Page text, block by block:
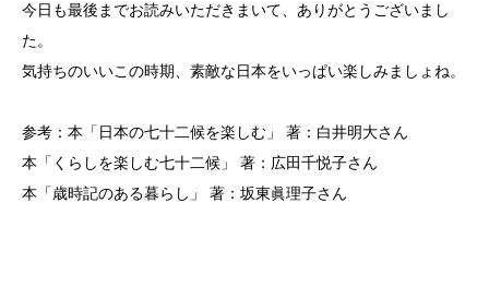
今日も最後までお読みいただきまいて、ありがとうございまし
た。
気持ちのいいこの時期、素敵な日本をいっぱい楽しみましょね。
参考：本「日本の七十二候を楽しむ」 著：白井明大さん
本「くらしを楽しむ七十二候」 著：広田千悦子さん
本「歳時記のある暮らし」 著：坂東眞理子さん